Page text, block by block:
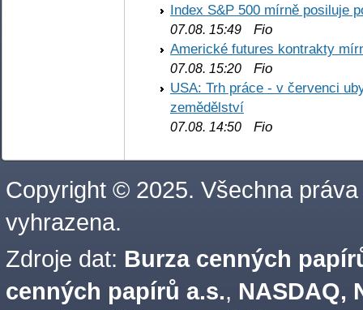
Index S&P 500 mírně posiluje
07.08. 15:49 Fio
Americké futures kontrakty
07.08. 15:20 Fio
USA: Trh práce - v červenci
zemědělství
07.08. 14:50 Fio
Copyright © 2025. Všechna práva
vyhrazena.
Zdroje dat: Burza cenných
cenných papírů a.s., NASDAQ,